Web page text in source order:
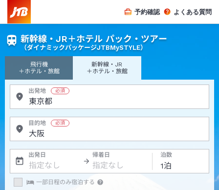
予約確認 よくある質問
新幹線・JR＋ホテル パック・ツアー
（ダイナミックパッケージJTBMySTYLE）
飛行機
＋ホテル・旅館
新幹線・JR
＋ホテル・旅館
出発地
目的地
出発日 帰着日 泊数
一部日程のみ宿泊する